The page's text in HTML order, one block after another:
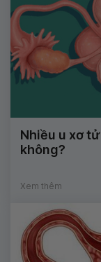
Nhiều u xơ
không?
Xem thêm